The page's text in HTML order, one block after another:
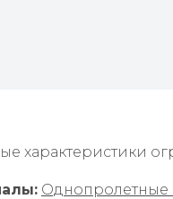
характеристики
Однопролетные